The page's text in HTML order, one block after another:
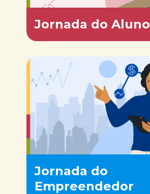
Jornada do Aluno
Jornada do
Empreendedor